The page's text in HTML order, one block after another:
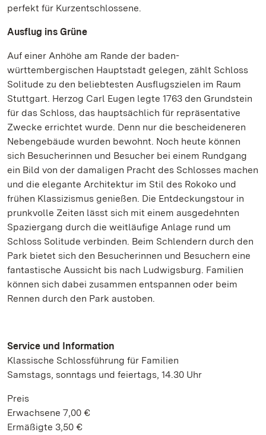
perfekt für Kurzentschlossene.
Ausflug ins Grüne
Auf einer Anhöhe am Rande der baden-
württembergischen Hauptstadt gelegen, zählt Schloss
Solitude zu den beliebtesten Ausflugszielen im Raum
Stuttgart. Herzog Carl Eugen legte 1763 den Grundstein
für das Schloss, das hauptsächlich für repräsentative
Zwecke errichtet wurde. Denn nur die bescheideneren
Nebengebäude wurden bewohnt. Noch heute können
sich Besucherinnen und Besucher bei einem Rundgang
ein Bild von der damaligen Pracht des Schlosses machen
und die elegante Architektur im Stil des Rokoko und
frühen Klassizismus genießen. Die Entdeckungstour in
prunkvolle Zeiten lässt sich mit einem ausgedehnten
Spaziergang durch die weitläufige Anlage rund um
Schloss Solitude verbinden. Beim Schlendern durch den
Park bietet sich den Besucherinnen und Besuchern eine
fantastische Aussicht bis nach Ludwigsburg. Familien
können sich dabei zusammen entspannen oder beim
Rennen durch den Park austoben.
Service und Information
Klassische Schlossführung für Familien
Samstags, sonntags und feiertags, 14.30 Uhr
Preis
Erwachsene 7,00 €
Ermäßigte 3,50 €